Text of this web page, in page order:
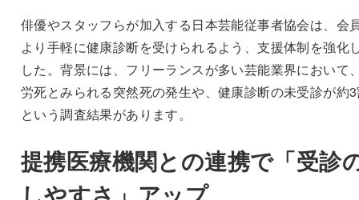
俳優やスタッフらが加入する日本芸能従事者協会は、会
より手軽に健康診断を受けられるよう、支援体制を強化
した。背景には、フリーランスが多い芸能業界において
労死とみられる突然死の発生や、健康診断の未受診が約
という調査結果があります。
提携医療機関との連携で「受診